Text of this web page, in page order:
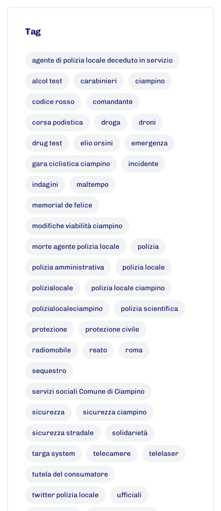
Tag
agente di polizia locale deceduto in servizio
alcol test carabinieri ciampino
codice rosso comandante
corsa podistica droga droni
drug test elio orsini emergenza
gara ciclistica ciampino incidente
indagini maltempo
memorial de felice
modifiche viabilità ciampino
morte agente polizia locale polizia
polizia amministrativa polizia locale
polizialocale polizia locale ciampino
polizialocaleciampino polizia scientifica
protezione protezione civile
radiomobile reato roma
sequestro
servizi sociali Comune di Ciampino
sicurezza sicurezza ciampino
sicurezza stradale solidarietà
targa system telecamere telelaser
tutela del consumatore
twitter polizia locale ufficiali